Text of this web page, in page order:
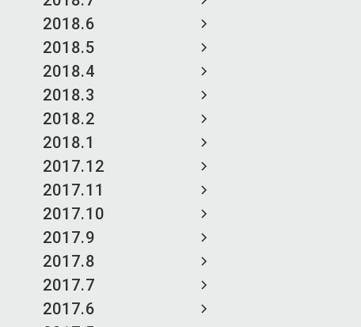
2018.6
2018.5
2018.4
2018.3
2018.2
2018.1
2017.12
2017.11
2017.10
2017.9
2017.8
2017.7
2017.6